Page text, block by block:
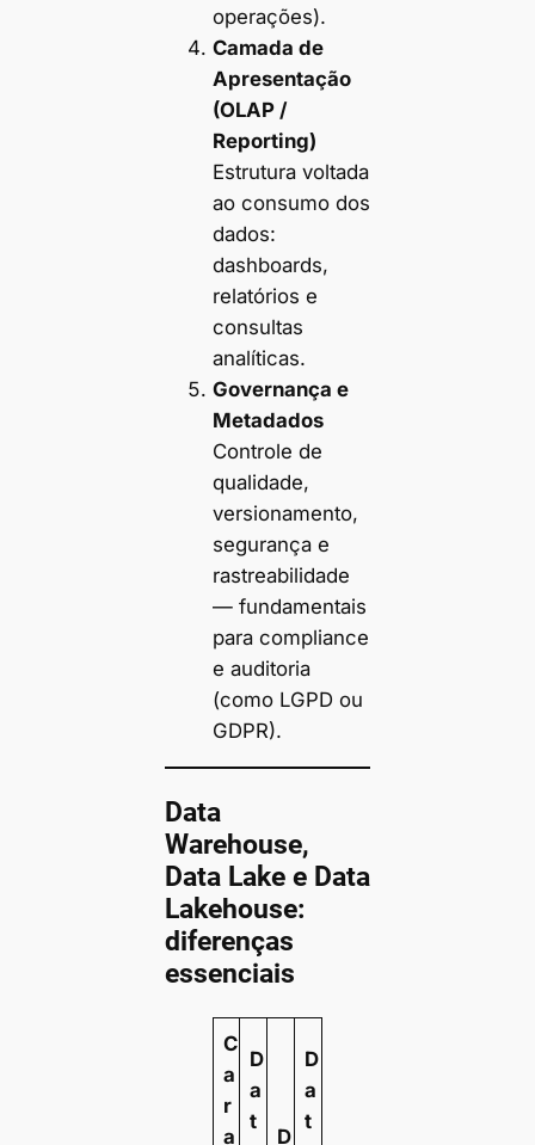
operações).
Camada de
Apresentação
(OLAP /
Reporting)
Estrutura voltada
ao consumo dos
dados:
dashboards,
relatórios e
consultas
analíticas.
Governança e
Metadados
Controle de
qualidade,
versionamento,
segurança e
rastreabilidade
— fundamentais
para compliance
e auditoria
(como LGPD ou
GDPR).
Data
Warehouse,
Data Lake e Data
Lakehouse:
diferenças
essenciais
C
a
r
a
D
a
t
D
D
a
t